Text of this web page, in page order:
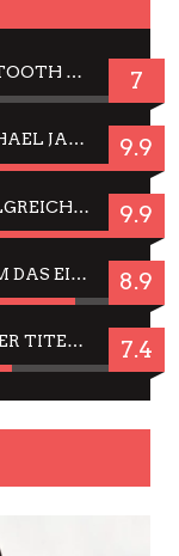
JBL TUNE 720BT: OVER EAR BLUETOOTH KOPFHÖRER UM DIE 50,-€ IM DAUER-TEST 7
WEGEN DES ERFOLGES – MJ: MICHAEL JACKSON MUSICAL IN EINER MATINEE SEHEN 9.9
JELLYFISH HAMBURG: DAS ERFOLGREICHE SOMMER-MENÜ 2025 IN GEFÜHLEN UND BILDERN 9.9
CÉSAR FÜR JIM CARREY? WARUM DAS EINER DER NERVIGSTEN ACTORS IST UND BLEIBT 8.9
JING JING: IN-THAI RÄUMT WIEDER TITEL AB – EIN ZWEI-STUNDEN-ERLEBNISBERICHT 7.4